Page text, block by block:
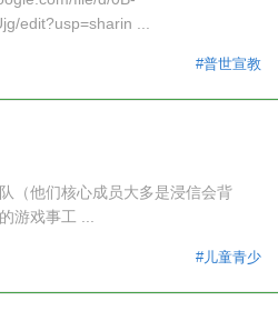
edit?usp=sharin ...
#普世宣教
（他们核心成员大多是浸信会背
游戏事工 ...
#儿童青少